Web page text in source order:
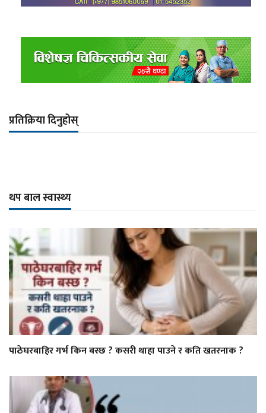
प्रतिक्रिया दिनुहोस्
थप बाल स्वास्थ्य
पाठेघरबाहिर गर्भ किन बस्छ ? कसरी थाहा पाउने र कति खतरनाक ?